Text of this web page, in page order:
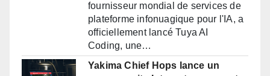
fournisseur mondial de services de
plateforme infonuagique pour l'IA, a
officiellement lancé Tuya AI
Coding, une…
Yakima Chief Hops lance un